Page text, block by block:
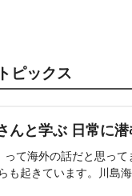
ピックス
んと学ぶ 日常に
って海外の話だと思っ
も起きています。川島